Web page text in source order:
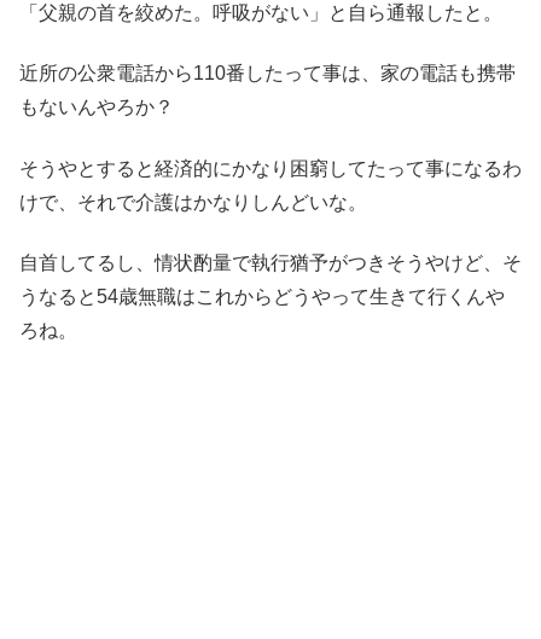
「父親の首を絞めた。呼吸がない」と自ら通報したと。
近所の公衆電話から110番したって事は、家の電話も携帯
もないんやろか？
そうやとすると経済的にかなり困窮してたって事になるわ
けで、それで介護はかなりしんどいな。
自首してるし、情状酌量で執行猶予がつきそうやけど、そ
うなると54歳無職はこれからどうやって生きて行くんや
ろね。